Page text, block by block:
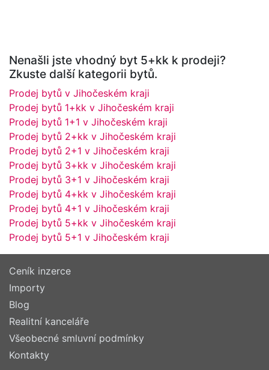
Nenašli jste vhodný byt 5+kk k prodeji?
Zkuste další kategorii bytů.
Prodej bytů v Jihočeském kraji
Prodej bytů 1+kk v Jihočeském kraji
Prodej bytů 1+1 v Jihočeském kraji
Prodej bytů 2+kk v Jihočeském kraji
Prodej bytů 2+1 v Jihočeském kraji
Prodej bytů 3+kk v Jihočeském kraji
Prodej bytů 3+1 v Jihočeském kraji
Prodej bytů 4+kk v Jihočeském kraji
Prodej bytů 4+1 v Jihočeském kraji
Prodej bytů 5+kk v Jihočeském kraji
Prodej bytů 5+1 v Jihočeském kraji
Ceník inzerce
Importy
Blog
Realitní kanceláře
Všeobecné smluvní podmínky
Kontakty